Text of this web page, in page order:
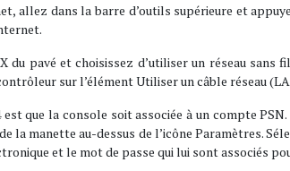
allez dans la barre d’outils supérieure et
pavé et choisissez d’utiliser un réseau
sur l’élément Utiliser un câble réseau
que la console soit associée à un compte
la manette au-dessus de l’icône Paramètres.
et le mot de passe qui lui sont associés